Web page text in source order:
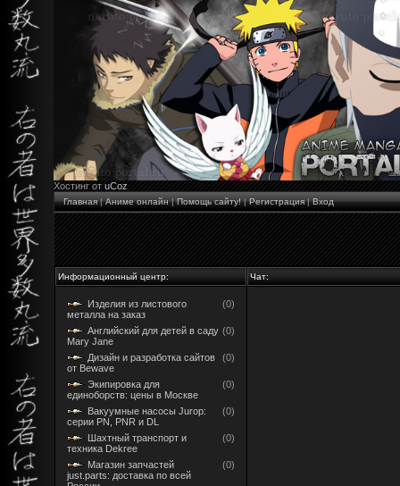
Хостинг отuCoz
Главная|Аниме онлайн|Помощь сайту!|Регистрация|Вход
Информационный центр: Чат:
Изделия из листового
металла на заказ
(0)
Английский для детей в саду
Mary Jane
(0)
Дизайн и разработка сайтов
от Bewave
(0)
Экипировка для
единоборств: цены в Москве
(0)
Вакуумные насосы Jurop:
серии PN, PNR и DL
(0)
Шахтный транспорт и
техника Dekree
(0)
Магазин запчастей
just.parts: доставка по всей
(0)